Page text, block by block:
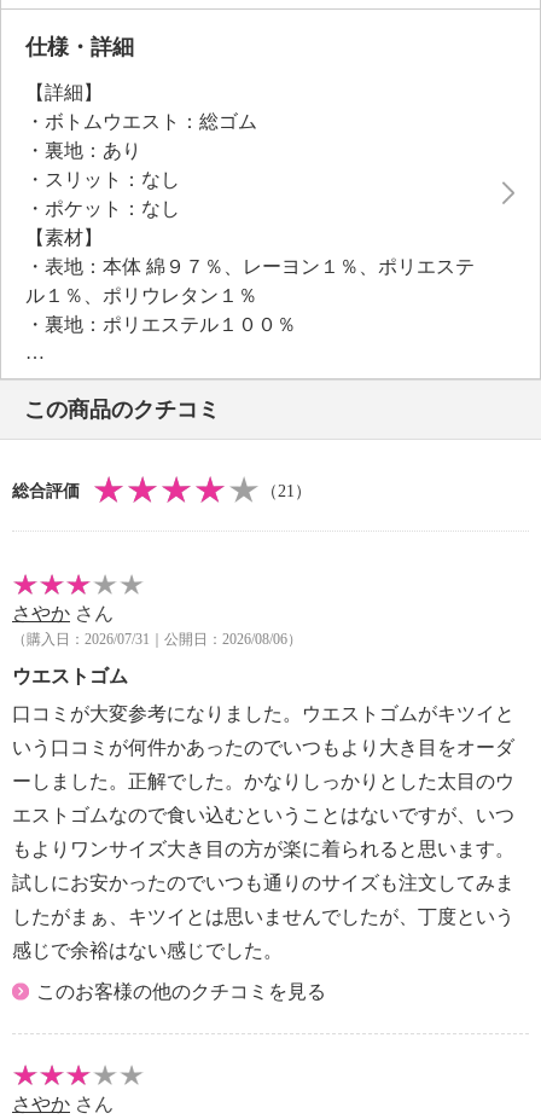
め、安心して着用いただけます。カジュアルにもきれ
いめにも合わせやすく、デイリー使いからお出かけま
●普段と同じサイズをおすすめ
仕様・詳細
【詳細】
・ボトムウエスト：総ゴム
・裏地：あり
・スリット：なし
・ポケット：なし
【素材】
・表地：本体 綿９７％、レーヨン１％、ポリエステ
ル１％、ポリウレタン１％
・裏地：ポリエステル１００％
・その他：リブ部分 ポリエステル７６％、綿２
２％、ポリウレタン２％
【メンテナンス（絵表示ラベル）】
・洗濯機：可
・タンブル乾燥：不可
・自然乾燥：日陰の吊り干し
・ドライクリーニング：石油系ドライクリーニング可
・ウエットクリーニング：可
【メンテナンス（ケアラベル）】
・長時間照射による変退色注意
・単品洗い
・摩擦による色落ち、色移り注意
【原産国（地）】
・中国製
この商品のクチコミ
総合評価 （21）
さやか さん
（購入日：2026/07/31｜公開日：2026/08/06）
ウエストゴム
口コミが大変参考になりました。ウエストゴムがキツイと
いう口コミが何件かあったのでいつもより大き目をオーダ
ーしました。正解でした。かなりしっかりとした太目のウ
エストゴムなので食い込むということはないですが、いつ
もよりワンサイズ大き目の方が楽に着られると思います。
試しにお安かったのでいつも通りのサイズも注文してみま
したがまぁ、キツイとは思いませんでしたが、丁度という
感じで余裕はない感じでした。
このお客様の他のクチコミを見る
さやか さん